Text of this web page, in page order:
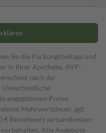
Sie die Packungsbeilage und
in Ihrer Apotheke. AVP:
nach der
Unverbindliche
angegebenen Preise
Mehrwertsteuer, ggf.
€ Bestell­wert versand­kosten­
Alle Angebote